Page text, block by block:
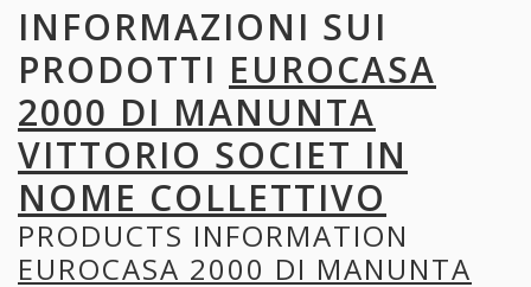
INFORMAZIONI SUI
PRODOTTI EUROCASA
2000 DI MANUNTA
VITTORIO SOCIET IN
NOME COLLETTIVO
PRODUCTS INFORMATION
EUROCASA 2000 DI MANUNTA